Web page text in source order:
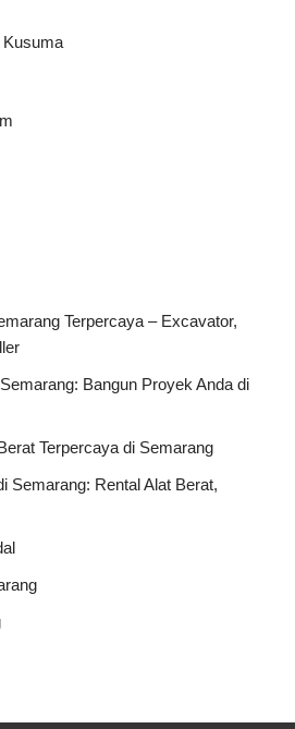
Kusuma
Terpercaya – Excavator,
Bangun Proyek Anda di
Terpercaya di Semarang
Semarang: Rental Alat Berat,